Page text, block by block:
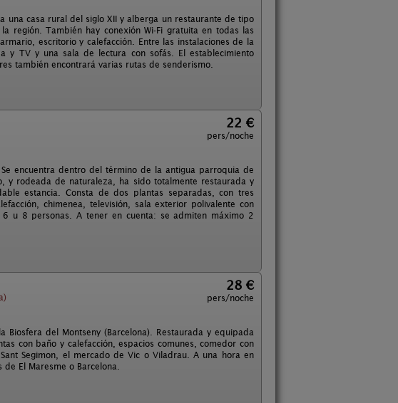
una casa rural del siglo XII y alberga un restaurante de tipo
región. También hay conexión Wi-Fi gratuita en todas las
escritorio y calefacción. Entre las instalaciones de la
y TV y una sala de lectura con sofás. El establecimiento
también encontrará varias rutas de senderismo.
22 €
pers/noche
encuentra dentro del término de la antigua parroquia de
y rodeada de naturaleza, ha sido totalmente restaurada y
estancia. Consta de dos plantas separadas, con tres
chimenea, televisión, sala exterior polivalente con
u 8 personas. A tener en cuenta: se admiten máximo 2
28 €
pers/noche
del Montseny (Barcelona). Restaurada y equipada
con baño y calefacción, espacios comunes, comedor con
Segimon, el mercado de Vic o Viladrau. A una hora en
El Maresme o Barcelona.